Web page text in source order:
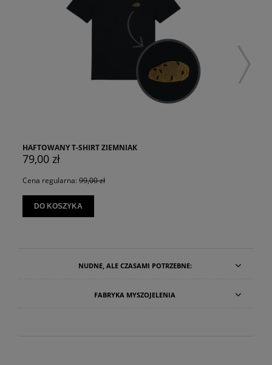
T-SHIRT ZIEMNIAK
zł
regularna:99,00 zł
DO KOSZYKA
NUDNE, ALE CZASAMI POTRZEBNE:
FABRYKA MYSZOJELENIA